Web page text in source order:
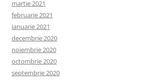
martie 2021
februarie 2021
ianuarie 2021
decembrie 2020
noiembrie 2020
octombrie 2020
septembrie 2020